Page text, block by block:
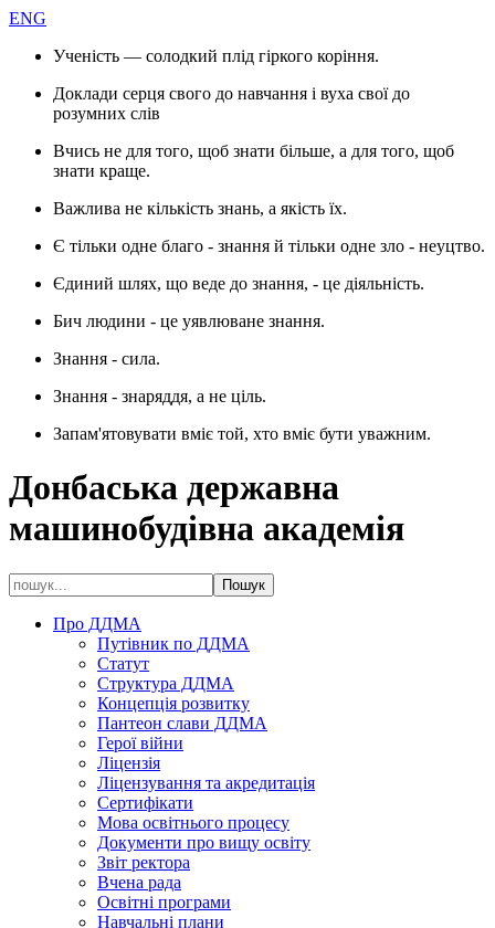
ENG
Ученість — солодкий плід гіркого коріння.
Доклади серця свого до навчання і вуха свої до
розумних слів
Вчись не для того, щоб знати більше, а для того, щоб
знати краще.
Важлива не кількість знань, а якість їх.
Є тільки одне благо - знання й тільки одне зло - неуцтво.
Єдиний шлях, що веде до знання, - це діяльність.
Бич людини - це уявлюване знання.
Знання - сила.
Знання - знаряддя, а не ціль.
Запам'ятовувати вміє той, хто вміє бути уважним.
Донбаська державна
машинобудівна академія
Про ДДМА
Путівник по ДДМА
Статут
Структура ДДМА
Концепція розвитку
Пантеон слави ДДМА
Герої війни
Ліцензія
Ліцензування та акредитація
Сертифікати
Мова освітнього процесу
Документи про вищу освіту
Звіт ректора
Вчена рада
Освітні програми
Навчальні плани